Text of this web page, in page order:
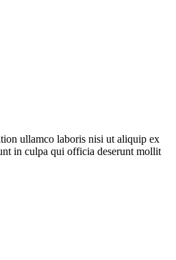
ullamco laboris nisi ut aliquip ex
in culpa qui officia deserunt mollit